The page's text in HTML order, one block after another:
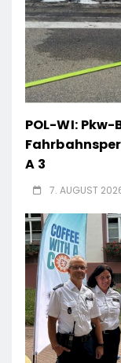
POL-WI:
A 3
7. AUGUST